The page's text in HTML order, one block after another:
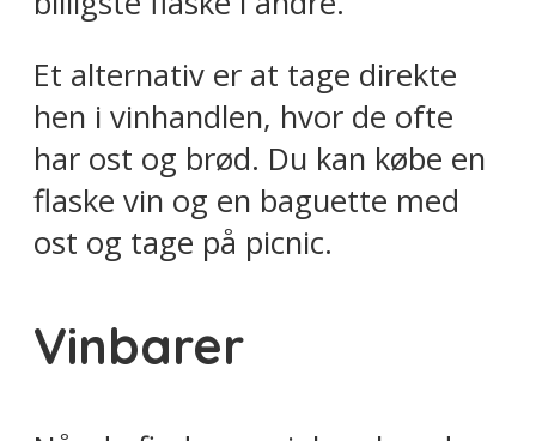
Et alternativ er at tage direkte
hen i vinhandlen, hvor de ofte
har ost og brød. Du kan købe en
flaske vin og en baguette med
ost og tage på picnic.
Vinbarer